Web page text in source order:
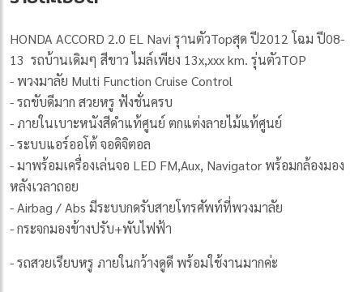
HONDA ACCORD 2.0 EL Navi รุานตัวTopสุด ปี2012 โฉม ปี08-
13 รถบ้านเดิมๆ สีขาว ไมล์เพียง 13x,xxx km. รุ่นตัวTOP
- พวงมาลัย Multi Function Cruise Control
- รถขับดีมาก สวยหรู ฟังชั่นครบ
- ภายในเบาะหนังสีดำแท้ศูนย์ ตกแต่งลายไม้แท้ศูนย์
- ระบบแอร์ออโต้ จอดิจิตอล
- มาพร้อมเครื่องเล่นจอ LED FM,Aux, Navigator พร้อมกล้องมอง
หลังเวลาถอย
- Airbag / Abs มีระบบกดรับสายโทรศัพท์ที่พวงมาลัย
- กระจกมองข้างปรับ+พับไฟฟ้า
- รถสวยเรียบหรู ภายในกว้างดูดี พร้อมใช้งานมากค่ะ